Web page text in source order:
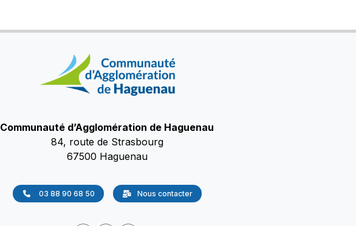
Communauté d’Agglomération de Haguenau
84, route de Strasbourg
67500 Haguenau
03 88 90 68 50 Nous contacter